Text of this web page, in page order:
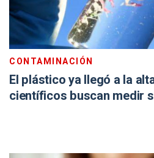
CONTAMINACIÓN
El plástico ya llegó a la
científicos buscan medir